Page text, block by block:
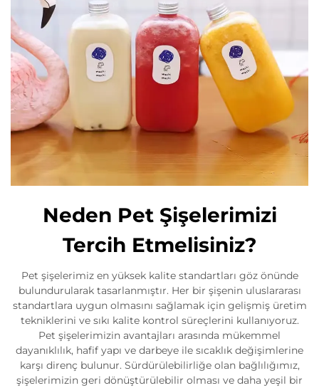
Neden Pet Şişelerimizi
Tercih Etmelisiniz?
Pet şişelerimiz en yüksek kalite standartları göz önünde
bulundurularak tasarlanmıştır. Her bir şişenin uluslararası
standartlara uygun olmasını sağlamak için gelişmiş üretim
tekniklerini ve sıkı kalite kontrol süreçlerini kullanıyoruz.
Pet şişelerimizin avantajları arasında mükemmel
dayanıklılık, hafif yapı ve darbeye ile sıcaklık değişimlerine
karşı direnç bulunur. Sürdürülebilirliğe olan bağlılığımız,
şişelerimizin geri dönüştürülebilir olması ve daha yeşil bir